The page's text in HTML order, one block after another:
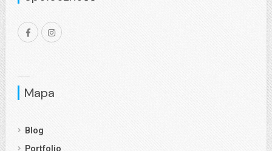
Mapa
Blog
Portfolio